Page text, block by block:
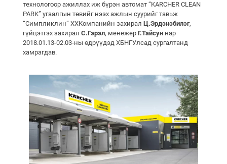
технологоор ажиллах иж бүрэн автомат “KARCHER CLEAN
PARK” угаалгын төвийг нээх ажлын суурийг тавьж
“Симпликлин” ХХКомпанийн захирал Ц.Эрдэнэбилэг,
гүйцэтгэх захирал С.Гэрэл, менежер Г.Тайсуннар
2018.01.13-02.03-ны өдрүүдэд ХБНГУлсад сургалтанд
хамрагдав.